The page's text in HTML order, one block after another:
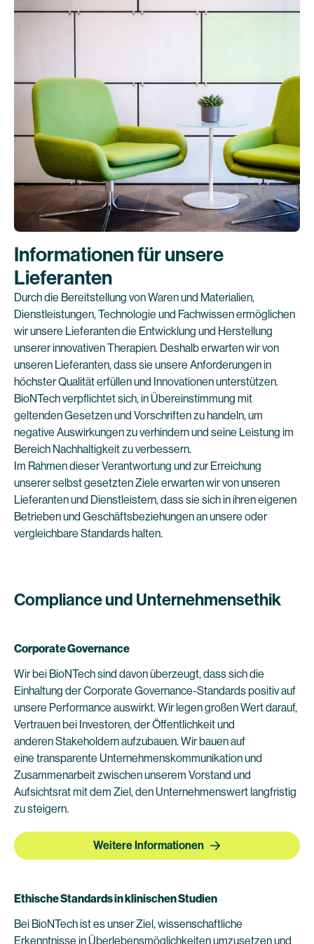
Informationen für unsere
Lieferanten
Durch die Bereitstellung von Waren und Materialien,
Dienstleistungen, Technologie und Fachwissen ermöglichen
wir unsere Lieferanten die Entwicklung und Herstellung
unserer innovativen Therapien. Deshalb erwarten wir von
unseren Lieferanten, dass sie unsere Anforderungen in
höchster Qualität erfüllen und Innovationen unterstützen.
BioNTech verpflichtet sich, in Übereinstimmung mit
geltenden Gesetzen und Vorschriften zu handeln, um
negative Auswirkungen zu verhindern und seine Leistung im
Bereich Nachhaltigkeit zu verbessern.
Im Rahmen dieser Verantwortung und zur Erreichung
unserer selbst gesetzten Ziele erwarten wir von unseren
Lieferanten und Dienstleistern, dass sie sich in ihren eigenen
Betrieben und Geschäftsbeziehungen an unsere oder
vergleichbare Standards halten.
Compliance und Unternehmensethik
Corporate Governance
Wir bei BioNTech sind davon überzeugt, dass sich die
Einhaltung der Corporate Governance-Standards positiv auf
unsere Performance auswirkt. Wir legen großen Wert darauf,
Vertrauen bei Investoren, der Öffentlichkeit und
anderen Stakeholdern aufzubauen. Wir bauen auf
eine transparente Unternehmenskommunikation und
Zusammenarbeit zwischen unserem Vorstand und
Aufsichtsrat mit dem Ziel, den Unternehmenswert langfristig
zu steigern.
Weitere Informationen
Ethische Standards in klinischen Studien
Bei BioNTech ist es unser Ziel, wissenschaftliche
Erkenntnisse in Überlebensmöglichkeiten umzusetzen und